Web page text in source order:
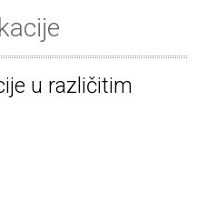
u različitim